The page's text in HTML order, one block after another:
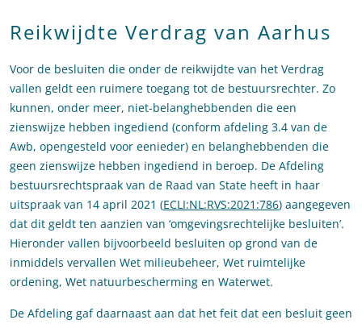
Reikwijdte Verdrag van Aarhus
Voor de besluiten die onder de reikwijdte van het Verdrag
vallen geldt een ruimere toegang tot de bestuursrechter. Zo
kunnen, onder meer, niet-belanghebbenden die een
zienswijze hebben ingediend (conform afdeling 3.4 van de
Awb, opengesteld voor eenieder) en belanghebbenden die
geen zienswijze hebben ingediend in beroep. De Afdeling
bestuursrechtspraak van de Raad van State heeft in haar
uitspraak van 14 april 2021 (ECLI:NL:RVS:2021:786) aangegeven
dat dit geldt ten aanzien van ‘omgevingsrechtelijke besluiten’.
Hieronder vallen bijvoorbeeld besluiten op grond van de
inmiddels vervallen Wet milieubeheer, Wet ruimtelijke
ordening, Wet natuurbescherming en Waterwet.
De Afdeling gaf daarnaast aan dat het feit dat een besluit geen